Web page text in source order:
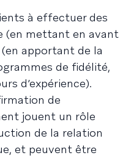
à effectuer des
(en mettant en avant
apportant de la
de fidélité,
d’expérience).
de
jouent un rôle
de la relation
et peuvent être